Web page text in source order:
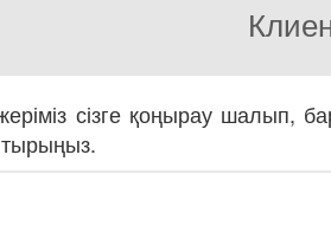
сізге қоңырау шалып,